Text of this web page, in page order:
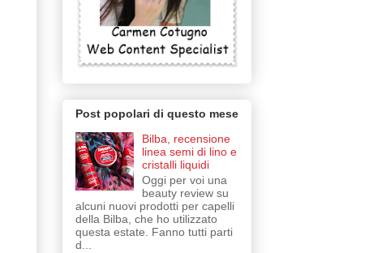
Post popolari di questo mese
Bilba, recensione
linea semi di lino e
cristalli liquidi
Oggi per voi una
beauty review su
alcuni nuovi prodotti per capelli
della Bilba, che ho utilizzato
questa estate. Fanno tutti parti
d...